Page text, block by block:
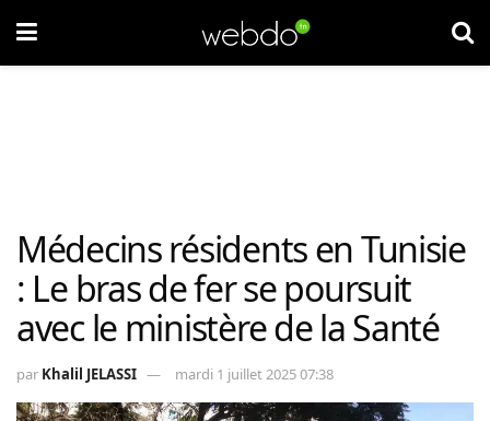
Médecins résidents en Tunisie
: Le bras de fer se poursuit
avec le ministère de la Santé
par Khalil JELASSI mardi 1 juillet 2025 07:38